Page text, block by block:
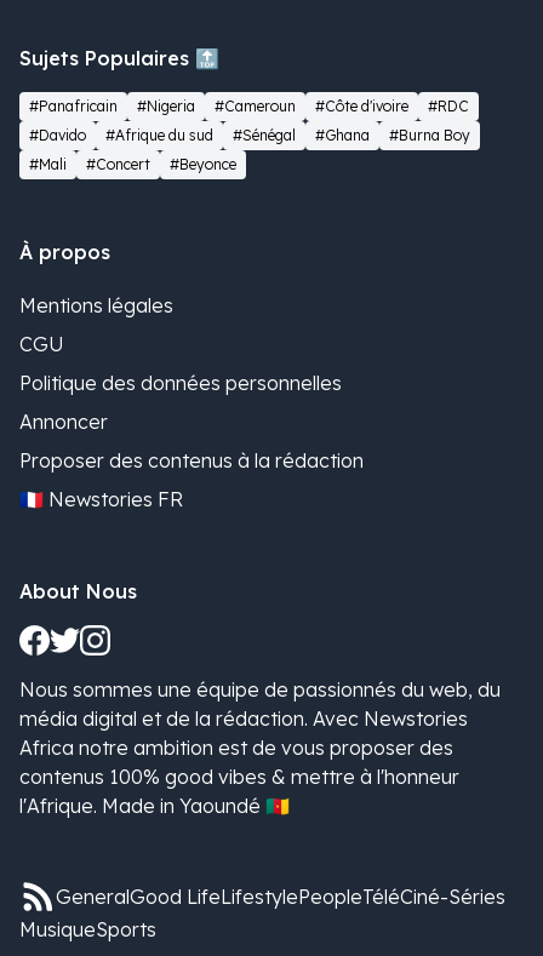
Sujets Populaires 🔝
#Panafricain #Nigeria #Cameroun #Côte d'ivoire
#RDC
#Davido
#Afrique du sud #Sénégal #Ghana
#Burna Boy
#Mali
#Concert #Beyonce
À propos
Mentions légales
CGU
Politique des données personnelles
Annoncer
Proposer des contenus à la rédaction
🇫🇷 Newstories FR
About Nous
Nous sommes une équipe de passionnés du web, du
média digital et de la rédaction. Avec Newstories
Africa notre ambition est de vous proposer des
contenus 100% good vibes & mettre à l'honneur
l'Afrique. Made in Yaoundé 🇨🇲
GeneralGood LifeLifestylePeopleTéléCiné-Séries
MusiqueSports